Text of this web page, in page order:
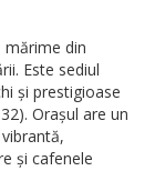
mărime din
Este sediul
și prestigioase
Orașul are un
și cafenele